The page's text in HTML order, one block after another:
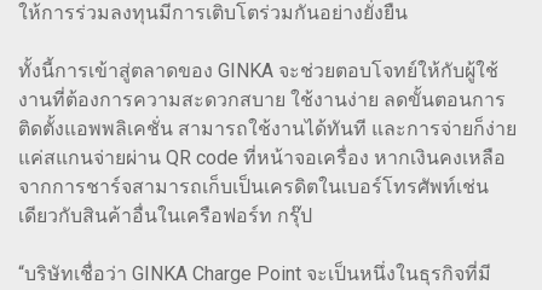
ให้การร่วมลงทุนมีการเติบโตร่วมกันอย่างยั่งยืน
ทั้งนี้การเข้าสู่ตลาดของ GINKA จะช่วยตอบโจทย์ให้กับผู้ใช้
งานที่ต้องการความสะดวกสบาย ใช้งานง่าย ลดขั้นตอนการ
ติดตั้งแอพพลิเคชั่น สามารถใช้งานได้ทันที และการจ่ายก็ง่าย
แค่สแกนจ่ายผ่าน QR code ที่หน้าจอเครื่อง หากเงินคงเหลือ
จากการชาร์จสามารถเก็บเป็นเครดิตในเบอร์โทรศัพท์เช่น
เดียวกับสินค้าอื่นในเครือฟอร์ท กรุ๊ป
“บริษัทเชื่อว่า GINKA Charge Point จะเป็นหนึ่งในธุรกิจที่มี